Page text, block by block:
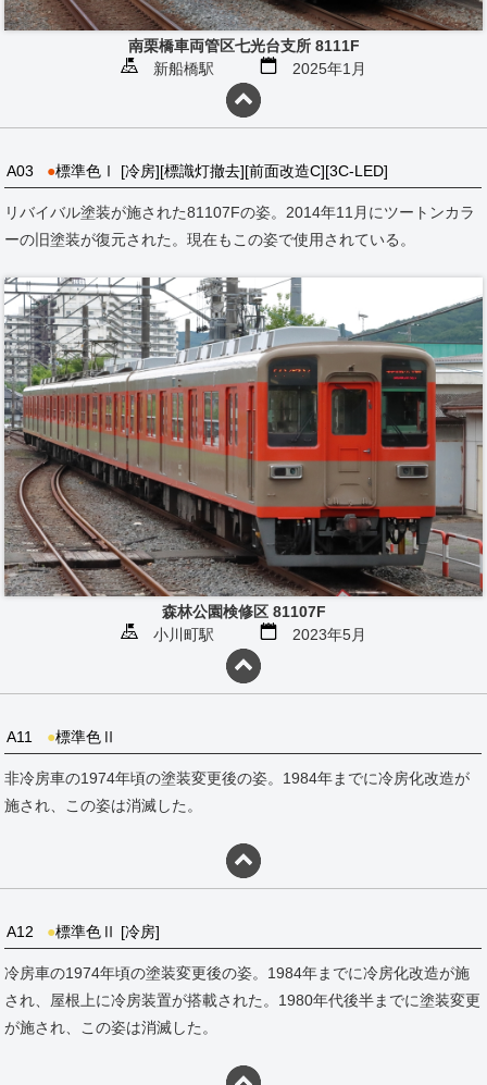
南栗橋車両管区七光台支所 8111F
新船橋駅
2025年1月
A03 ●標準色Ⅰ [冷房][標識灯撤去][前面改造C][3C-LED]
リバイバル塗装が施された81107Fの姿。2014年11月にツートンカラ
ーの旧塗装が復元された。現在もこの姿で使用されている。
森林公園検修区 81107F
小川町駅
2023年5月
A11 ●標準色Ⅱ
非冷房車の1974年頃の塗装変更後の姿。1984年までに冷房化改造が
施され、この姿は消滅した。
A12 ●標準色Ⅱ [冷房]
冷房車の1974年頃の塗装変更後の姿。1984年までに冷房化改造が施
され、屋根上に冷房装置が搭載された。1980年代後半までに塗装変更
が施され、この姿は消滅した。